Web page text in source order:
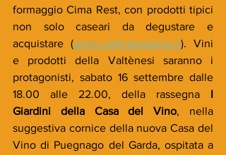
formaggio Cima Rest, con prodotti tipici
non solo caseari da degustare e
acquistare (www.visitvalvestino.it). Vini
e prodotti della Valtènesi saranno i
protagonisti, sabato 16 settembre dalle
18.00 alle 22.00, della rassegna
Giardini della Casa del Vino, nella
suggestiva cornice della nuova Casa del
Vino di Puegnago del Garda, ospitata a